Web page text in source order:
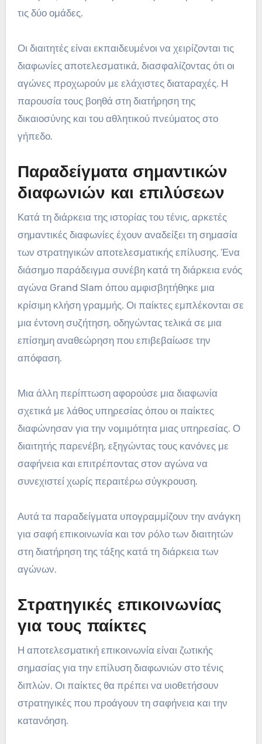
τις δύο ομάδες.
Οι διαιτητές είναι εκπαιδευμένοι να χειρίζονται τις
διαφωνίες αποτελεσματικά, διασφαλίζοντας ότι οι
αγώνες προχωρούν με ελάχιστες διαταραχές. Η
παρουσία τους βοηθά στη διατήρηση της
δικαιοσύνης και του αθλητικού πνεύματος στο
γήπεδο.
Παραδείγματα σημαντικών
διαφωνιών και επιλύσεων
Κατά τη διάρκεια της ιστορίας του τένις, αρκετές
σημαντικές διαφωνίες έχουν αναδείξει τη σημασία
των στρατηγικών αποτελεσματικής επίλυσης. Ένα
διάσημο παράδειγμα συνέβη κατά τη διάρκεια ενός
αγώνα Grand Slam όπου αμφισβητήθηκε μια
κρίσιμη κλήση γραμμής. Οι παίκτες εμπλέκονται σε
μια έντονη συζήτηση, οδηγώντας τελικά σε μια
επίσημη αναθεώρηση που επιβεβαίωσε την
απόφαση.
Μια άλλη περίπτωση αφορούσε μια διαφωνία
σχετικά με λάθος υπηρεσίας όπου οι παίκτες
διαφώνησαν για την νομιμότητα μιας υπηρεσίας. Ο
διαιτητής παρενέβη, εξηγώντας τους κανόνες με
σαφήνεια και επιτρέποντας στον αγώνα να
συνεχιστεί χωρίς περαιτέρω σύγκρουση.
Αυτά τα παραδείγματα υπογραμμίζουν την ανάγκη
για σαφή επικοινωνία και τον ρόλο των διαιτητών
στη διατήρηση της τάξης κατά τη διάρκεια των
αγώνων.
Στρατηγικές επικοινωνίας
για τους παίκτες
Η αποτελεσματική επικοινωνία είναι ζωτικής
σημασίας για την επίλυση διαφωνιών στο τένις
διπλών. Οι παίκτες θα πρέπει να υιοθετήσουν
στρατηγικές που προάγουν τη σαφήνεια και την
κατανόηση.